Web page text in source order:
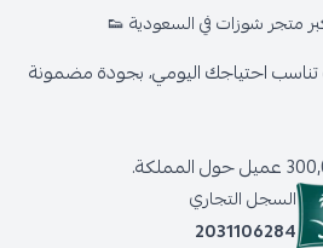
متجر شوزات في السعودية 👟
احتياجك اليومي، بجودة مضمونة
السجل التجاري
2031106284